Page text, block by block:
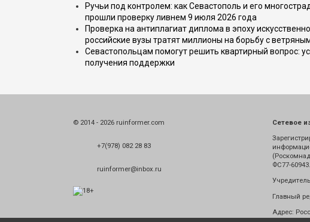
Ручьи под контролем: как Севастополь и его
прошли проверку ливнем 9 июля 2026 года
Проверка на антиплагиат диплома в эпоху
российские вузы тратят миллионы на борьбу с
Севастопольцам помогут решить квартирный вопрос:
получения поддержки
© 2014 - 2026 ruinformer.com
+7(978) 082 28 83
ruinformer@inbox.ru
Сетевое
ФС77-60943.
Главный
Адрес: